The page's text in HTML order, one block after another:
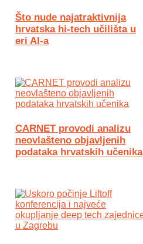
Što nude najatraktivnija
hrvatska hi-tech učilišta u
eri AI-a
CARNET provodi analizu
neovlašteno objavljenih
podataka hrvatskih učenika